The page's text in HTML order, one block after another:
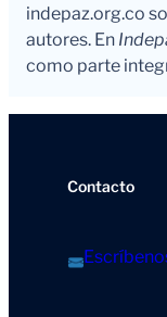
indepaz.org.co
autores. En
como parte
Contacto